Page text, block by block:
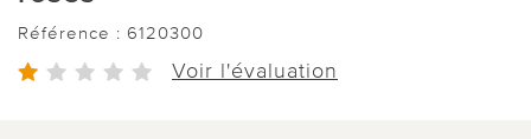
Référence : 6120300
Voir l'évaluation